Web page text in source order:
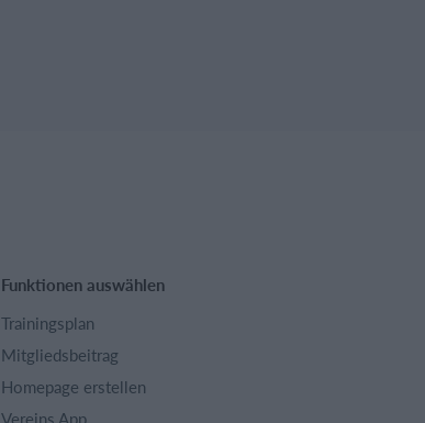
Funktionen auswählen
Trainingsplan
Mitgliedsbeitrag
Homepage erstellen
Vereins App